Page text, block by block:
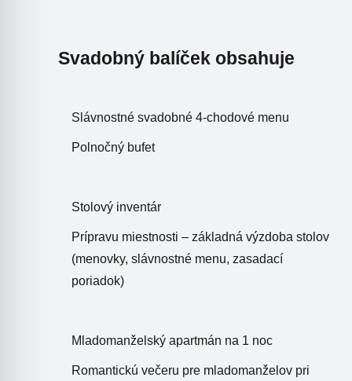
Svadobný balíček obsahuje
Slávnostné svadobné 4-chodové menu
Polnočný bufet
Stolový inventár
Prípravu miestnosti – základná výzdoba stolov
(menovky, slávnostné menu, zasadací
poriadok)
Mladomanželský apartmán na 1 noc
Romantickú večeru pre mladomanželov pri